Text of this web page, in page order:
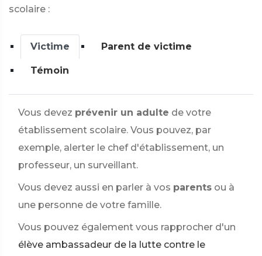
scolaire :
Victime Parent de victime
Témoin
Vous devez prévenir un adulte de votre
établissement scolaire. Vous pouvez, par
exemple, alerter le chef d'établissement, un
professeur, un surveillant.
Vous devez aussi en parler à vos parents ou à
une personne de votre famille.
Vous pouvez également vous rapprocher d'un
élève ambassadeur de la lutte contre le